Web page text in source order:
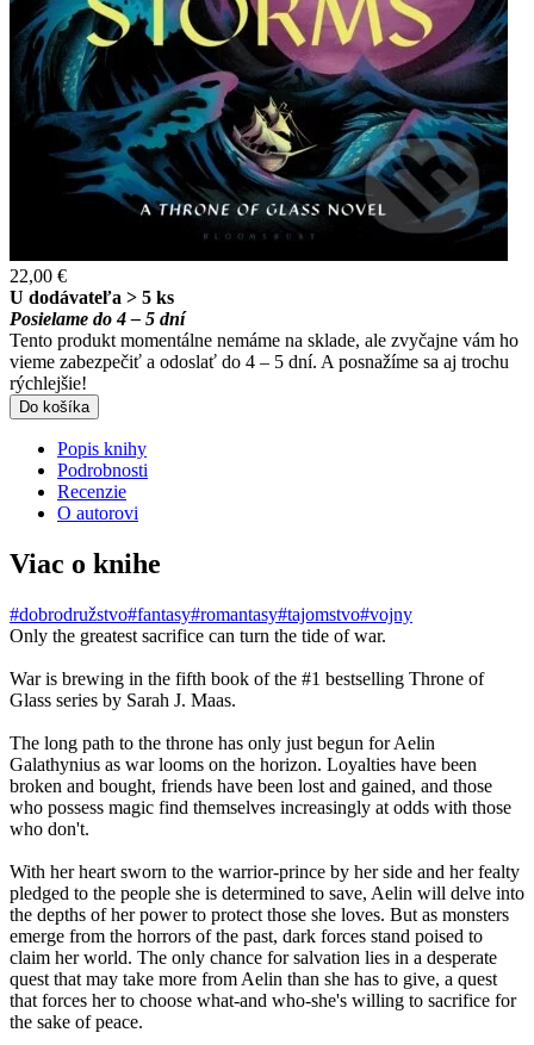
22,00 €
U dodávateľa > 5 ks
Posielame do 4 – 5 dní
Tento produkt momentálne nemáme na sklade, ale zvyčajne vám ho
vieme zabezpečiť a odoslať do 4 – 5 dní. A posnažíme sa aj trochu
rýchlejšie!
Do košíka
Popis knihy
Podrobnosti
Recenzie
O autorovi
Viac o knihe
#dobrodružstvo#fantasy#romantasy#tajomstvo#vojny
Only the greatest sacrifice can turn the tide of war.
War is brewing in the fifth book of the #1 bestselling Throne of
Glass series by Sarah J. Maas.
The long path to the throne has only just begun for Aelin
Galathynius as war looms on the horizon. Loyalties have been
broken and bought, friends have been lost and gained, and those
who possess magic find themselves increasingly at odds with those
who don't.
With her heart sworn to the warrior-prince by her side and her fealty
pledged to the people she is determined to save, Aelin will delve into
the depths of her power to protect those she loves. But as monsters
emerge from the horrors of the past, dark forces stand poised to
claim her world. The only chance for salvation lies in a desperate
quest that may take more from Aelin than she has to give, a quest
that forces her to choose what-and who-she's willing to sacrifice for
the sake of peace.